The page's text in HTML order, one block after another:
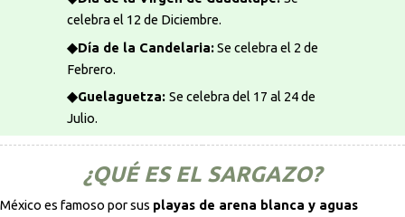
celebra el 12 de Diciembre.
◆Día de la Candelaria:Se celebra el 2 de
Febrero.
◆Guelaguetza: Se celebra del 17 al 24 de
Julio.
¿QUÉ ES EL SARGAZO?
México es famoso por sus playas de arena blanca y aguas